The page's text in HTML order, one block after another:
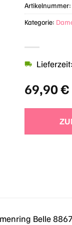
69,90€
Kategorie:
Belle